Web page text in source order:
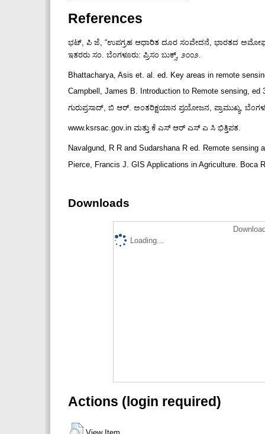
References
ಭಟ್, ಪಿ ಜೆ, “ಉಪಗ್ರಹ ಆಧಾರಿತ ದೂರ ಸಂವೇದನೆ, ಭಾರತದ ಅಮೋಘ
ಇತರರು ಸಂ. ಬೆಂಗಳೂರು: ಪ್ರಿಸಂ ಬುಕ್ಸ್, ೨೦೦೨.
Bhattacharya, Asis et. al. ed. Key areas in remote
Campbell, James B. Introduction to Remote sensing,
ಗುರುಪ್ರಸಾದ್, ಬಿ ಆರ್. ಅಂತರಿಕ್ಷಯಾನ ಪ್ರಯೋಜನ, ಪ್ರಾಮುಖ್ಯ,
www.ksrsac.gov.in ಮತ್ತು ಕೆ ಎಸ್ ಆರ್ ಎಸ್ ಎ ಸಿ ಭಿತ್ತಿಪತ.
Navalgund, R R and Sudarshana R ed. Remote
Pierce, Francis J. GIS Applications in Agriculture. Boca
Downloads
Loading...
Actions (login required)